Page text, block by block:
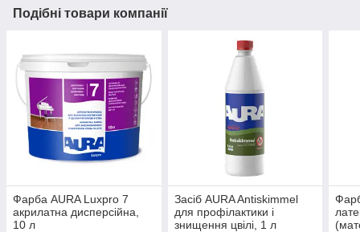
Подібні товари компанії
Фарба AURA Luxpro 7
акрилатна дисперсійна,
10 л
Засіб AURA Antiskimmel
для профілактики і
знищення цвілі, 1 л